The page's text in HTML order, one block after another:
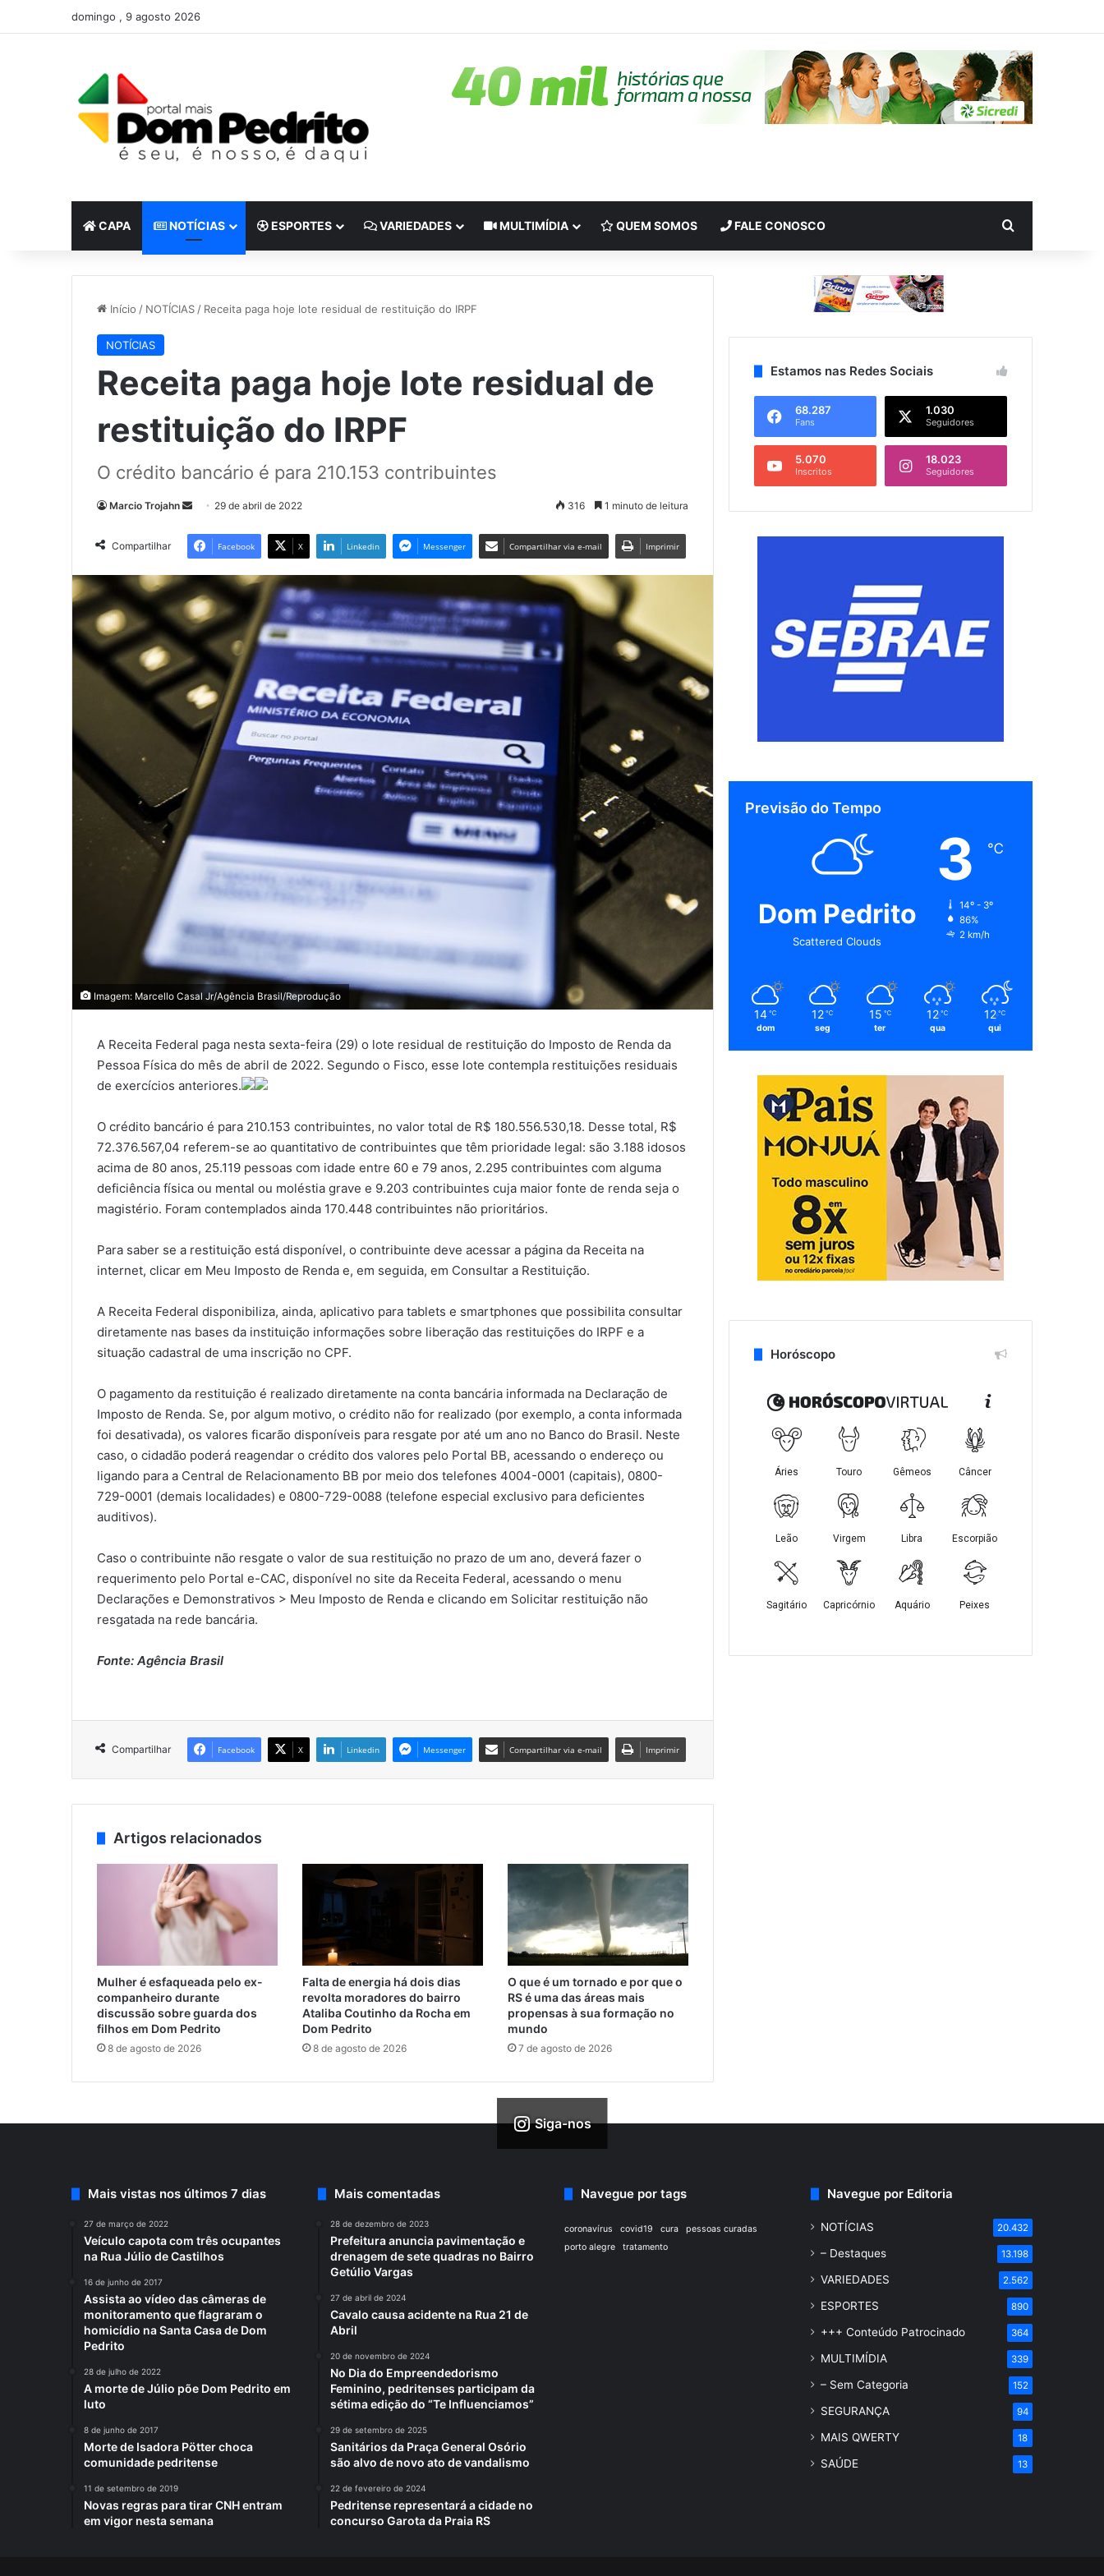
domingo , 9 agosto 2026
CAPA NOTÍCIAS ESPORTES VARIEDADES MULTIMÍDIA QUEM SOMOS FALE CONOSCO
Início / NOTÍCIAS / Receita paga hoje lote residual de restituição do IRPF
NOTÍCIAS
Receita paga hoje lote residual de
restituição do IRPF
O crédito bancário é para 210.153 contribuintes
Marcio Trojahn
Mande
e-
29 de abril de 2022 316 1 minuto de leitura
Compartilhar Facebook X Linkedin Messenger Compartilhar via e-mail Imprimir
Imagem: Marcello Casal Jr/Agência Brasil/Reprodução
A Receita Federal paga nesta sexta-feira (29) o lote residual de restituição do Imposto de Renda da
Pessoa Física do mês de abril de 2022. Segundo o Fisco, esse lote contempla restituições residuais
de exercícios anteriores.
O crédito bancário é para 210.153 contribuintes, no valor total de R$ 180.556.530,18. Desse total, R$
72.376.567,04 referem-se ao quantitativo de contribuintes que têm prioridade legal: são 3.188 idosos
acima de 80 anos, 25.119 pessoas com idade entre 60 e 79 anos, 2.295 contribuintes com alguma
deficiência física ou mental ou moléstia grave e 9.203 contribuintes cuja maior fonte de renda seja o
magistério. Foram contemplados ainda 170.448 contribuintes não prioritários.
Para saber se a restituição está disponível, o contribuinte deve acessar a página da Receita na
internet, clicar em Meu Imposto de Renda e, em seguida, em Consultar a Restituição.
A Receita Federal disponibiliza, ainda, aplicativo para tablets e smartphones que possibilita consultar
diretamente nas bases da instituição informações sobre liberação das restituições do IRPF e a
situação cadastral de uma inscrição no CPF.
O pagamento da restituição é realizado diretamente na conta bancária informada na Declaração de
Imposto de Renda. Se, por algum motivo, o crédito não for realizado (por exemplo, a conta informada
foi desativada), os valores ficarão disponíveis para resgate por até um ano no Banco do Brasil. Neste
caso, o cidadão poderá reagendar o crédito dos valores pelo Portal BB, acessando o endereço ou
ligando para a Central de Relacionamento BB por meio dos telefones 4004-0001 (capitais), 0800-
729-0001 (demais localidades) e 0800-729-0088 (telefone especial exclusivo para deficientes
auditivos).
Caso o contribuinte não resgate o valor de sua restituição no prazo de um ano, deverá fazer o
requerimento pelo Portal e-CAC, disponível no site da Receita Federal, acessando o menu
Declarações e Demonstrativos > Meu Imposto de Renda e clicando em Solicitar restituição não
resgatada na rede bancária.
Fonte: Agência Brasil
Compartilhar Facebook X Linkedin Messenger Compartilhar via e-mail Imprimir
Artigos relacionados
Mulher é esfaqueada pelo ex-
companheiro durante
discussão sobre guarda dos
filhos em Dom Pedrito
8 de agosto de 2026
Falta de energia há dois dias
revolta moradores do bairro
Ataliba Coutinho da Rocha em
Dom Pedrito
8 de agosto de 2026
O que é um tornado e por que o
RS é uma das áreas mais
propensas à sua formação no
mundo
7 de agosto de 2026
Estamos nas Redes Sociais
68.287
Fans
1.030
Seguidores
5.070
Inscritos
18.023
Seguidores
Previsão do Tempo
Dom Pedrito
Scattered Clouds
3 ℃
14º - 3º
86%
2 km/h
14 ℃
dom
12 ℃
seg
15 ℃
ter
12 ℃
qua
12 ℃
qui
Horóscopo
Siga-nos
Mais vistas nos últimos 7 dias
27 de março de 2022
Veículo capota com três ocupantes
na Rua Júlio de Castilhos
16 de junho de 2017
Assista ao vídeo das câmeras de
monitoramento que flagraram o
homicídio na Santa Casa de Dom
Pedrito
28 de julho de 2022
A morte de Júlio põe Dom Pedrito em
luto
8 de junho de 2017
Morte de Isadora Pötter choca
comunidade pedritense
11 de setembro de 2019
Novas regras para tirar CNH entram
em vigor nesta semana
Mais comentadas
28 de dezembro de 2023
Prefeitura anuncia pavimentação e
drenagem de sete quadras no Bairro
Getúlio Vargas
27 de abril de 2024
Cavalo causa acidente na Rua 21 de
Abril
20 de novembro de 2024
No Dia do Empreendedorismo
Feminino, pedritenses participam da
sétima edição do “Te Influenciamos”
29 de setembro de 2025
Sanitários da Praça General Osório
são alvo de novo ato de vandalismo
22 de fevereiro de 2024
Pedritense representará a cidade no
concurso Garota da Praia RS
Navegue por tags
coronavírus covid19 cura
pessoas curadas
porto alegre
tratamento
Navegue por Editoria
NOTÍCIAS 20.432
– Destaques 13.198
VARIEDADES 2.562
ESPORTES 890
+++ Conteúdo Patrocinado 364
MULTIMÍDIA 339
– Sem Categoria 152
SEGURANÇA 94
MAIS QWERTY 18
SAÚDE 13